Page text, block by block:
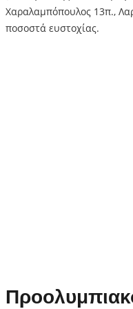
Χαραλαμπόπουλος 13π.,
ποσοστά ευστοχίας.